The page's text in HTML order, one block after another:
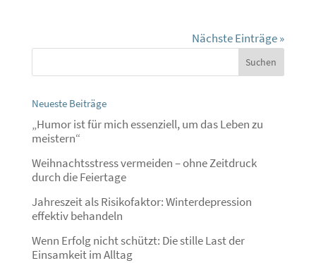
Nächste Einträge »
Neueste Beiträge
„Humor ist für mich essenziell, um das Leben zu
meistern“
Weihnachtsstress vermeiden – ohne Zeitdruck
durch die Feiertage
Jahreszeit als Risikofaktor: Winterdepression
effektiv behandeln
Wenn Erfolg nicht schützt: Die stille Last der
Einsamkeit im Alltag